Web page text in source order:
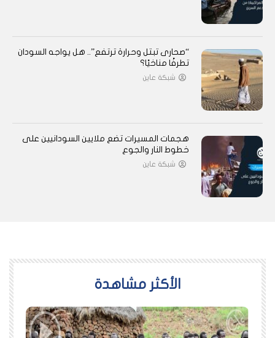
“صحارى تبتل وحرارة ترتفع”.. هل يواجه السودان
تطرفًا مناخيًا؟
شبكة عاين
هجمات المسيرات تضع ملايين السودانيين على
خطوط النار والجوع
شبكة عاين
اﻷكثر مشاهدة